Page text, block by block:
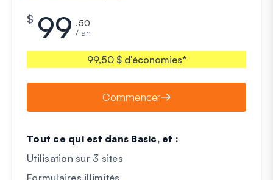
$ 99 .50
/ an
99,50 $ d'économies*
Commencer
Tout ce qui est dans Basic, et :
Utilisation sur 3 sites
Formulaires illimités